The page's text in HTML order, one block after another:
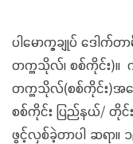
ပါမောက္ခချုပ် ဒေါက်
တက္ကသိုလ်၊ စစ်ကိုင်း)။
တက္ကသိုလ်(စစ်ကိုင်း)အနေ
စစ်ကိုင်း ပြည်နယ်/ တိုင်း
ဖွင့်လှစ်ခဲ့တာပါ ဆရာ။